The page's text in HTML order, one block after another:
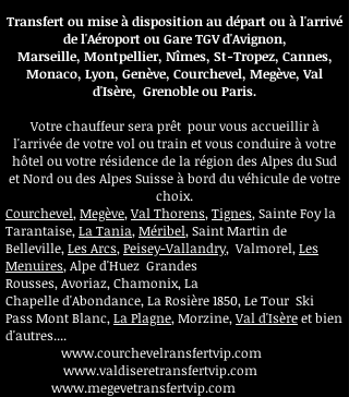
Transfert ou mise à disposition au départ ou à l'arrivé
de l'Aéroport ou Gare TGVd'Avignon,
Marseille, Montpellier, Nîmes, St-Tropez, Cannes,
Monaco, Lyon, Genève, Courchevel, Megève, Val
d'Isère, Grenobleou Paris.
Votre chauffeur sera prêt pour vous accueillir à
l'arrivée de votre vol ou train et vous conduire à votre
hôtel ou votre résidence de la région des Alpes du Sud
et Nord ou des Alpes Suisse à bord du véhicule de votre
choix.
Courchevel, Megève,Val Thorens, Tignes, Sainte Foy la
Tarantaise, La Tania, Méribel, Saint Martin de
Belleville, Les Arcs, Peisey-Vallandry, Valmorel, Les
Menuires, Alpe d'Huez Grandes
Rousses, Avoriaz, Chamonix, La
Chapelle d'Abondance, La Rosière 1850, Le Tour Ski
Pass Mont Blanc, La Plagne, Morzine,Val d'Isèreet bien
d'autres....
www.courchevelransfertvip.com
www.valdiseretransfertvip.com
www.megevetransfertvip.com